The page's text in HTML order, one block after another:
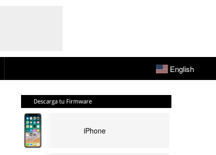
English
Descarga tu Firmware
iPhone